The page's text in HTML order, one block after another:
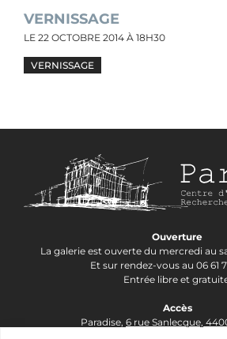
VERNISSAGE
LE 22 OCTOBRE 2014 À 18H30
VERNISSAGE
Ouverture
La galerie est ouverte du mercredi au
Et sur rendez-vous au 06 61
Entrée libre et
Accès
Paradise, 6 rue Sanlecque,